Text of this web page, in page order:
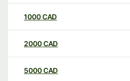
1000CAD
2000CAD
5000CAD